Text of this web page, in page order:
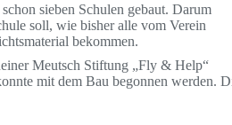
sieben Schulen gebaut. Darum
soll, wie bisher alle vom Verein
bekommen.
Meutsch Stiftung „Fly & Help“
mit dem Bau begonnen werden.